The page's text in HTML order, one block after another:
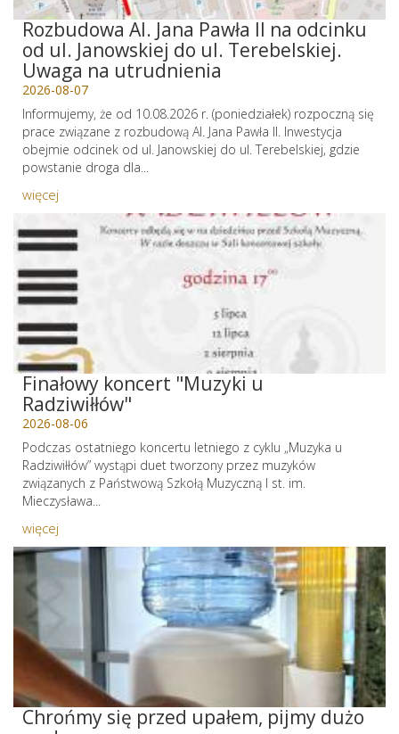
Rozbudowa Al. Jana Pawła II na odcinku
od ul. Janowskiej do ul. Terebelskiej.
Uwaga na utrudnienia
2026-08-07
Informujemy, że od 10.08.2026 r. (poniedziałek) rozpoczną się
prace związane z rozbudową Al. Jana Pawła II. Inwestycja
obejmie odcinek od ul. Janowskiej do ul. Terebelskiej, gdzie
powstanie droga dla...
więcej
Finałowy koncert "Muzyki u
Radziwiłłów"
2026-08-06
Podczas ostatniego koncertu letniego z cyklu „Muzyka u
Radziwiłłów” wystąpi duet tworzony przez muzyków
związanych z Państwową Szkołą Muzyczną I st. im.
Mieczysława...
więcej
Chrońmy się przed upałem, pijmy dużo